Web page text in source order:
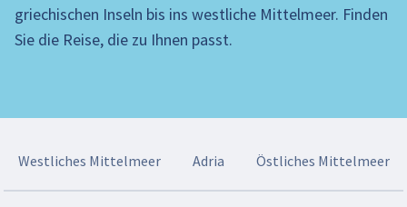
griechischen Inseln bis ins westliche Mittelmeer. Finden
Sie die Reise, die zu Ihnen passt.
Westliches Mittelmeer Adria Östliches Mittelmeer